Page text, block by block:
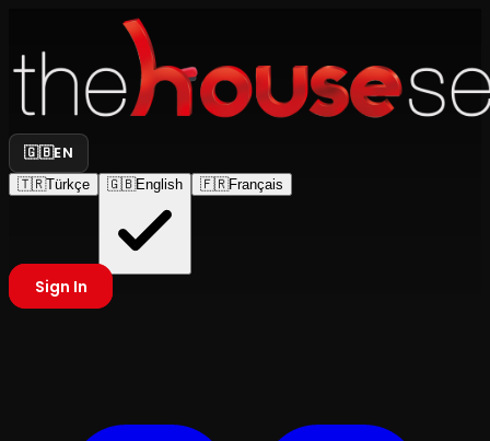
🇬🇧EN
🇹🇷Türkçe 🇬🇧English 🇫🇷Français
Sign In